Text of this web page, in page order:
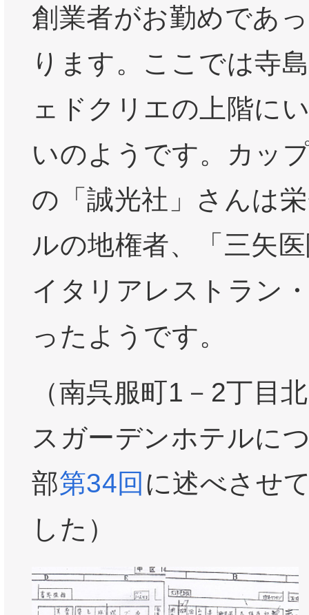
創業者がお勤めであ
ります。ここでは寺
ェドクリエの上階に
いのようです。カッ
の「誠光社」さんは
ルの地権者、「三矢
イタリアレストラン
ったようです。
（南呉服町1－2丁目
スガーデンホテルに
部第34回 に述べさせ
した）